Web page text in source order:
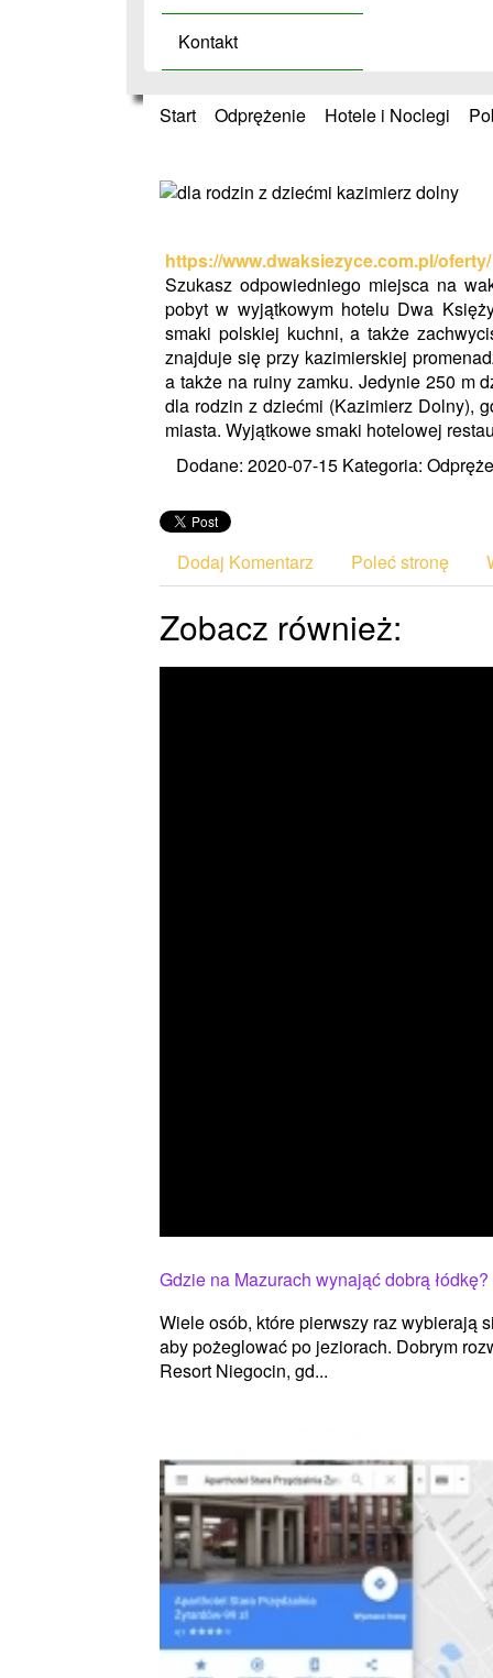
Kontakt
Start Odprężenie Hotele i Noclegi
https://www.dwaksiezyce.com.pl/oferty/
Szukasz odpowiedniego miejsca na
pobyt w wyjątkowym hotelu Dwa
smaki polskiej kuchni, a także
znajduje się przy kazimierskiej
a także na ruiny zamku. Jedynie 250 m
dla rodzin z dziećmi (Kazimierz Dolny),
miasta. Wyjątkowe smaki hotelowej
Dodane: 2020-07-15 Kategoria:
Dodaj Komentarz Poleć stronę
Zobacz również:
Gdzie na Mazurach wynająć dobrą łódkę?
Wiele osób, które pierwszy raz wybierają
aby pożeglować po jeziorach. Dobrym
Resort Niegocin, gd...